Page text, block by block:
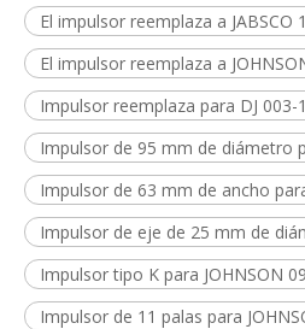
El impulsor reemplaza a JABSCO
El impulsor reemplaza a
Impulsor reemplaza para DJ 003-
Impulsor de 95 mm de diámetro
Impulsor de 63 mm de ancho
Impulsor de eje de 25 mm de
Impulsor tipo K para JOHNSON
Impulsor de 11 palas para